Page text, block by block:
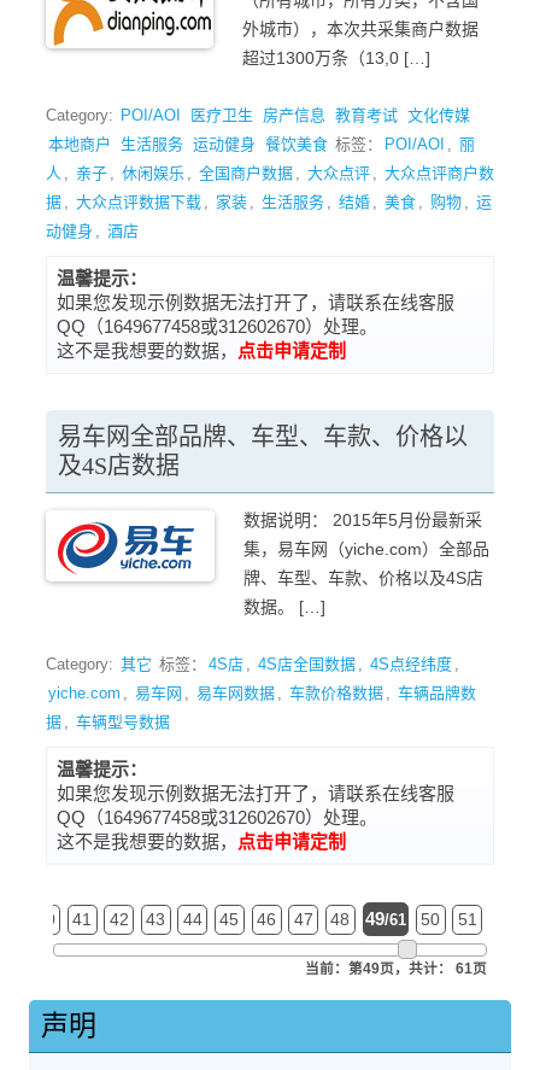
外城市），本次共采集商户数据
超过1300万条（13,0 […]
Category: POI/AOI 医疗卫生 房产信息 教育考试 文化传媒
本地商户
生活服务 运动健身 餐饮美食 标签： POI/AOI , 丽
人 , 亲子 , 休闲娱乐 , 全国商户数据 , 大众点评 , 大众点评商户数
据 , 大众点评数据下载 , 家装 , 生活服务 , 结婚 , 美食 , 购物 , 运
动健身 , 酒店
温馨提示：
如果您发现示例数据无法打开了，请联系在线客服
QQ（1649677458或312602670）处理。
这不是我想要的数据，
点击申请定制
易车网全部品牌、车型、车款、价格以
及4S店数据
数据说明： 2015年5月份最新采
集，易车网（yiche.com）全部品
牌、车型、车款、价格以及4S店
数据。 […]
Category: 其它 标签： 4S店 , 4S店全国数据 , 4S点经纬度 ,
yiche.com , 易车网 , 易车网数据 , 车款价格数据 , 车辆品牌数
据 , 车辆型号数据
温馨提示：
如果您发现示例数据无法打开了，请联系在线客服
QQ（1649677458或312602670）处理。
这不是我想要的数据，
点击申请定制
40 41 42 43 44 45 46 47 48 49/61 50 51
当前：第49页，共计： 61页
声明